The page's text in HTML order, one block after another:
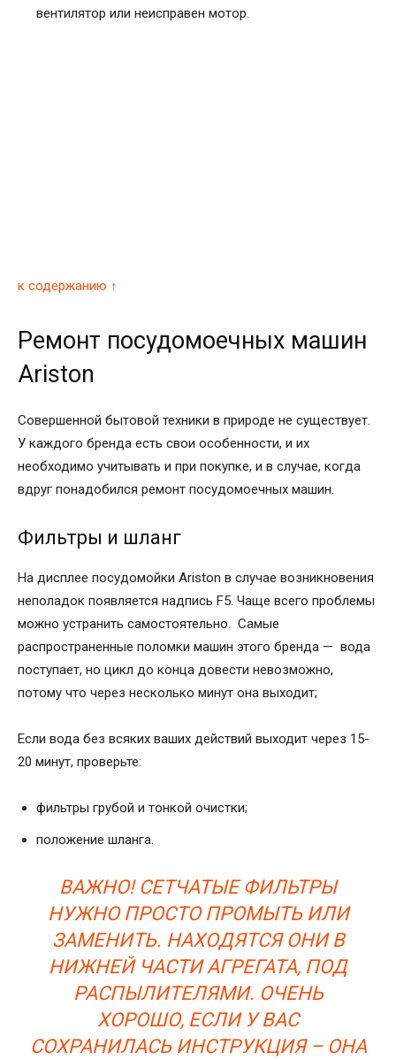
вентилятор или неисправен мотор.
к содержанию ↑
Ремонт посудомоечных машин
Ariston
Совершенной бытовой техники в природе не существует.
У каждого бренда есть свои особенности, и их
необходимо учитывать и при покупке, и в случае, когда
вдруг понадобился ремонт посудомоечных машин.
Фильтры и шланг
На дисплее посудомойки Ariston в случае возникновения
неполадок появляется надпись F5. Чаще всего проблемы
можно устранить самостоятельно. Самые
распространенные поломки машин этого бренда — вода
поступает, но цикл до конца довести невозможно,
потому что через несколько минут она выходит;
Если вода без всяких ваших действий выходит через 15-
20 минут, проверьте:
фильтры грубой и тонкой очистки;
положение шланга.
ВАЖНО! СЕТЧАТЫЕ ФИЛЬТРЫ
НУЖНО ПРОСТО ПРОМЫТЬ ИЛИ
ЗАМЕНИТЬ. НАХОДЯТСЯ ОНИ В
НИЖНЕЙ ЧАСТИ АГРЕГАТА, ПОД
РАСПЫЛИТЕЛЯМИ. ОЧЕНЬ
ХОРОШО, ЕСЛИ У ВАС
СОХРАНИЛАСЬ ИНСТРУКЦИЯ – ОНА